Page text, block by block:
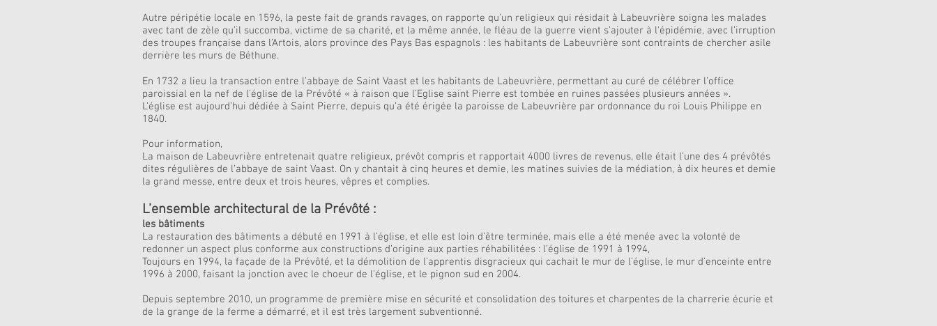
Autre péripétie locale en 1596, la peste fait de grands ravages, on rapporte qu’un religieux qui résidait à Labeuvrière soigna les malades
avec tant de zèle qu’il succomba, victime de sa charité, et la même année, le fléau de la guerre vient s’ajouter à l'épidémie, avec l’irruption
des troupes française dans l’Artois, alors province des Pays Bas espagnols : les habitants de Labeuvrière sont contraints de chercher asile
derrière les murs de Béthune.
En 1732 a lieu la transaction entre l’abbaye de Saint Vaast et les habitants de Labeuvrière, permettant au curé de célébrer l’office
paroissial en la nef de l’église de la Prévôté « à raison que l’Eglise saint Pierre est tombée en ruines passées plusieurs années ».
L’église est aujourd’hui dédiée à Saint Pierre, depuis qu’a été érigée la paroisse de Labeuvrière par ordonnance du roi Louis Philippe en
1840.
Pour information,
La maison de Labeuvrière entretenait quatre religieux, prévôt compris et rapportait 4000 livres de revenus, elle était l’une des 4 prévôtés
dites régulières de l’abbaye de saint Vaast. On y chantait à cinq heures et demie, les matines suivies de la médiation, à dix heures et demie
la grand messe, entre deux et trois heures, vêpres et complies.
L’ensemble architectural de la Prévôté :
les bâtiments
La restauration des bâtiments a débuté en 1991 à l’église, et elle est loin d’être terminée, mais elle a été menée avec la volonté de
redonner un aspect plus conforme aux constructions d’origine aux parties réhabilitées : l’église de 1991 à 1994,
Toujours en 1994, la façade de la Prévôté, et la démolition de l’apprentis disgracieux qui cachait le mur de l’église, le mur d’enceinte entre
1996 à 2000, faisant la jonction avec le choeur de l’église, et le pignon sud en 2004.
Depuis septembre 2010, un programme de première mise en sécurité et consolidation des toitures et charpentes de la charrerie écurie et
de la grange de la ferme a démarré, et il est très largement subventionné.